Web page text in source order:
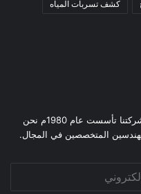
كشف تسربات المياه
شركة النهضة العربية للمقاولات العامة شركتنا تأسست عام 1980م نحن
المتخصصين في المجال.